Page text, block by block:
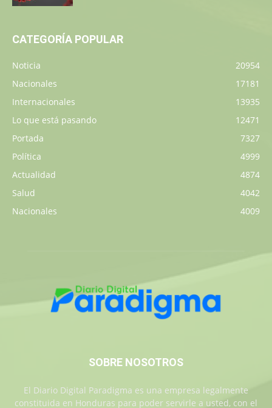
CATEGORÍA POPULAR
Noticia
20954
Nacionales
17181
Internacionales
13935
Lo que está pasando
12471
Portada
7327
Política
4999
Actualidad
4874
Salud
4042
Nacionales
4009
SOBRE NOSOTROS
El Diario Digital Paradigma es una empresa legalmente
constituida en Honduras para poder servirle a usted, con el